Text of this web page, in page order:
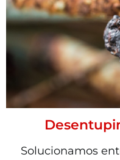
Solucionamos